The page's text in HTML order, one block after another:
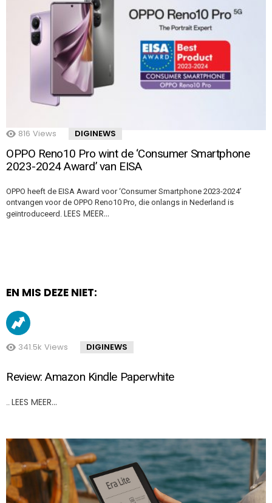
816 Views DIGINEWS
OPPO Reno10 Pro wint de ‘Consumer Smartphone
2023-2024 Award’ van EISA
OPPO heeft de EISA Award voor ‘Consumer Smartphone 2023-2024’
ontvangen voor de OPPO Reno10 Pro, die onlangs in Nederland is
geïntroduceerd. LEES MEER…
EN MIS DEZE NIET:
341.5k Views DIGINEWS
Review: Amazon Kindle Paperwhite
.. LEES MEER…